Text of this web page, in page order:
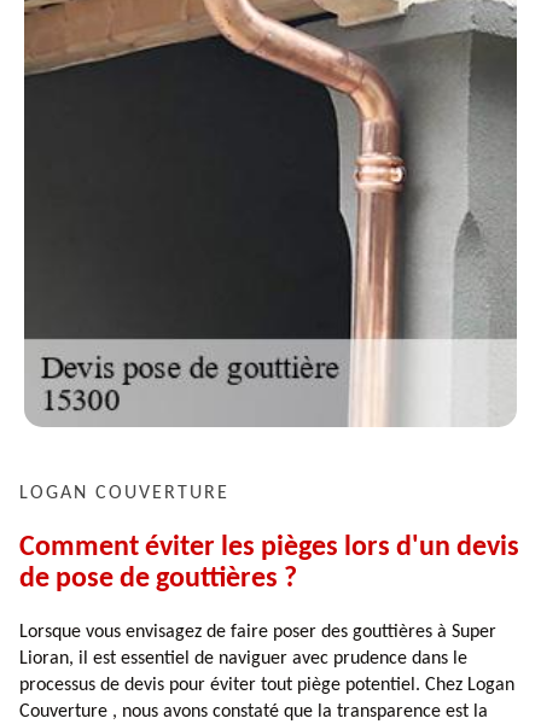
LOGAN COUVERTURE
Comment éviter les pièges lors d'un devis
de pose de gouttières ?
Lorsque vous envisagez de faire poser des gouttières à Super
Lioran, il est essentiel de naviguer avec prudence dans le
processus de devis pour éviter tout piège potentiel. Chez Logan
Couverture , nous avons constaté que la transparence est la